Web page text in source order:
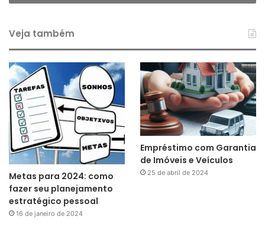
Veja também
Metas para 2024: como
fazer seu planejamento
estratégico pessoal
16 de janeiro de 2024
Empréstimo com Garantia
de Imóveis e Veículos
25 de abril de 2024